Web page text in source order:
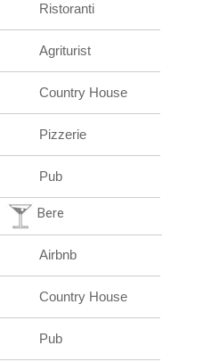
Ristoranti
Agriturist
Country House
Pizzerie
Pub
Bere
Airbnb
Country House
Pub